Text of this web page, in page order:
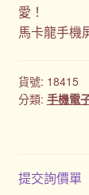
愛！
馬卡龍手機
貨號: 18415
分類: 手機電
提交詢價單